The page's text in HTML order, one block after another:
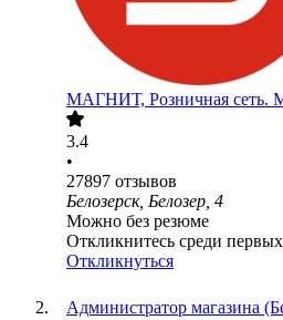
МАГНИТ, Розничная сеть.
3.4
•
27897 отзывов
Белозерск, Белозер, 4
Можно без резюме
Откликнитесь среди первых
Откликнуться
Администратор магазина